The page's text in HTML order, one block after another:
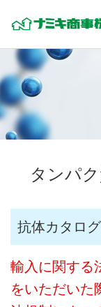
タンパ
抗体カタログ
輸入に関する
をいただいた